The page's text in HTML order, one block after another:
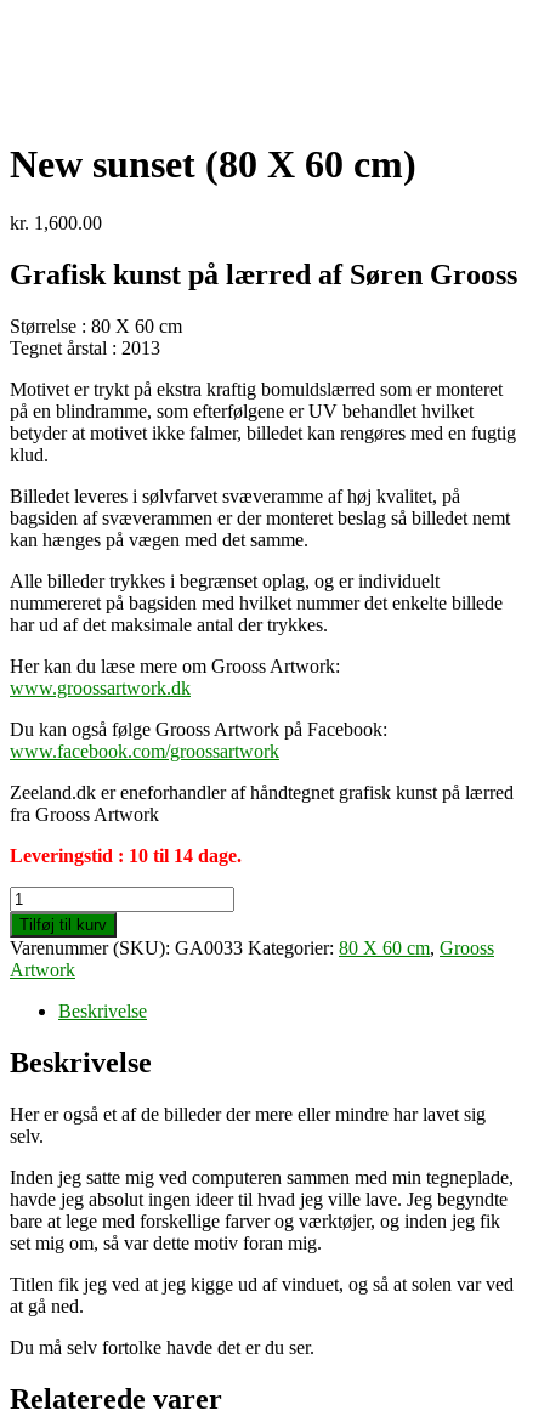
New sunset (80 X 60 cm)
kr. 1,600.00
Grafisk kunst på lærred af Søren Grooss
Størrelse : 80 X 60 cm
Tegnet årstal : 2013
Motivet er trykt på ekstra kraftig bomuldslærred som er monteret
på en blindramme, som efterfølgene er UV behandlet hvilket
betyder at motivet ikke falmer, billedet kan rengøres med en fugtig
klud.
Billedet leveres i sølvfarvet svæveramme af høj kvalitet, på
bagsiden af svæverammen er der monteret beslag så billedet nemt
kan hænges på vægen med det samme.
Alle billeder trykkes i begrænset oplag, og er individuelt
nummereret på bagsiden med hvilket nummer det enkelte billede
har ud af det maksimale antal der trykkes.
Her kan du læse mere om Grooss Artwork:
www.groossartwork.dk
Du kan også følge Grooss Artwork på Facebook:
www.facebook.com/groossartwork
Zeeland.dk er eneforhandler af håndtegnet grafisk kunst på lærred
fra Grooss Artwork
Leveringstid : 10 til 14 dage.
New
sunset
(80
X
60
Tilføj til kurv
Varenummer (SKU): GA0033 Kategorier: 80 X 60 cm, Grooss
Artwork
Beskrivelse
Beskrivelse
Her er også et af de billeder der mere eller mindre har lavet sig
selv.
Inden jeg satte mig ved computeren sammen med min tegneplade,
havde jeg absolut ingen ideer til hvad jeg ville lave. Jeg begyndte
bare at lege med forskellige farver og værktøjer, og inden jeg fik
set mig om, så var dette motiv foran mig.
Titlen fik jeg ved at jeg kigge ud af vinduet, og så at solen var ved
at gå ned.
Du må selv fortolke havde det er du ser.
Relaterede varer